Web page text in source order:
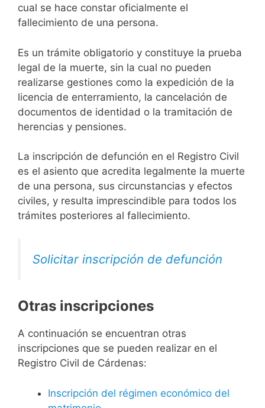
cual se hace constar oficialmente el
fallecimiento de una persona.
Es un trámite obligatorio y constituye la prueba
legal de la muerte, sin la cual no pueden
realizarse gestiones como la expedición de la
licencia de enterramiento, la cancelación de
documentos de identidad o la tramitación de
herencias y pensiones.
La inscripción de defunción en el Registro Civil
es el asiento que acredita legalmente la muerte
de una persona, sus circunstancias y efectos
civiles, y resulta imprescindible para todos los
trámites posteriores al fallecimiento.
Solicitar inscripción de defunción
Otras inscripciones
A continuación se encuentran otras
inscripciones que se pueden realizar en el
Registro Civil de Cárdenas:
Inscripción del régimen económico del